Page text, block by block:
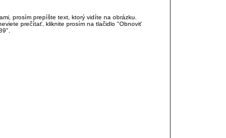
prosím prepíšte text, ktorý vidíte na obrázku.
prečítať, kliknite prosím na tlačidlo "Obnoviť